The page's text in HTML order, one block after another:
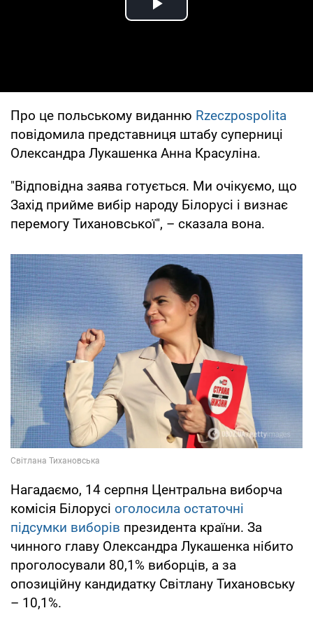
Play Video
Про це польському виданню Rzeczpospolita
повідомила представниця штабу суперниці
Олександра Лукашенка Анна Красуліна.
"Відповідна заява готується. Ми очікуємо, що
Захід прийме вибір народу Білорусі і визнає
перемогу Тихановської", – сказала вона.
Нагадаємо, 14 серпня Центральна виборча
комісія Білорусі оголосила остаточні
підсумки виборів президента країни. За
чинного главу Олександра Лукашенка нібито
проголосували 80,1% виборців, а за
опозиційну кандидатку Світлану Тихановську
– 10,1%.